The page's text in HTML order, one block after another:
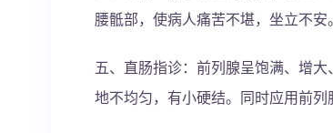
腰骶部，使病人痛苦不堪，坐立不安。
五、直肠指诊：前列腺呈饱满、增
地不均匀，有小硬结。同时应用前列